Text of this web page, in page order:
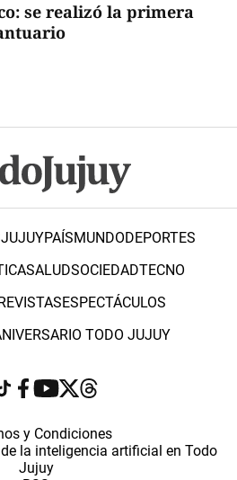
se realizó la primera
JUJUYPAÍSMUNDODEPORTES
SALUDSOCIEDADTECNO
ESPECTÁCULOS
TODO JUJUY
y Condiciones
la inteligencia artificial en Todo
Jujuy